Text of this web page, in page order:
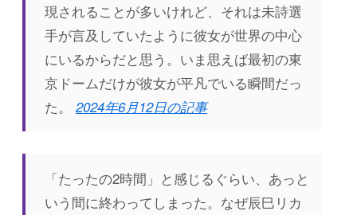
現されることが多いけれど、それは未詩選
手が言及していたように彼女が世界の中心
にいるからだと思う。いま思えば最初の東
京ドームだけが彼女が平凡でいる瞬間だっ
た。2024年6月12日の記事
「たったの2時間」と感じるぐらい、あっと
いう間に終わってしまった。なぜ辰巳リカ